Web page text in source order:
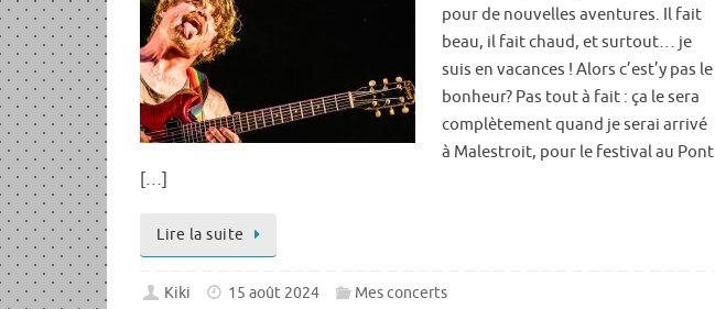
pour de nouvelles aventures. Il fait
beau, il fait chaud, et surtout… je
suis en vacances ! Alors c’est’y pas le
bonheur? Pas tout à fait : ça le sera
complètement quand je serai arrivé
à Malestroit, pour le festival au Pont
[…]
Lire la suite
Kiki 15 août 2024
Mes concerts